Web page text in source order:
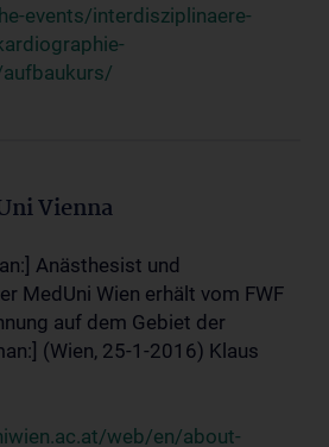
events/interdisziplinaere-
Vienna
Anästhesist und
MedUni Wien erhält vom FWF
auf dem Gebiet der
(Wien, 25-1-2016) Klaus
web/en/about-